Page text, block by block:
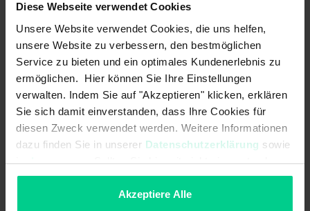
Diese Webseite verwendet Cookies
Unsere Website verwendet Cookies, die uns helfen,
unsere Website zu verbessern, den bestmöglichen
Service zu bieten und ein optimales Kundenerlebnis zu
ermöglichen. Hier können Sie Ihre Einstellungen
verwalten. Indem Sie auf "Akzeptieren" klicken, erklären
Sie sich damit einverstanden, dass Ihre Cookies für
diesen Zweck verwendet werden. Weitere Informationen
dazu finden Sie in unserer Datenschutzerklärung sowie
imImpressum. Sollten Sie hiermit nicht einverstanden
sein, können Sie die Verwendung von Cookies hier
Akzeptiere Alle
Verschiedene Kabelmaterialien und Kabellängen verfügbar
Varianz an diversen Steckern
Geeignet für Anforderungen in rauen Industrieumgebungen
Technische Daten
L2DD005A